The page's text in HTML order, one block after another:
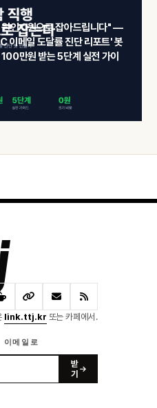
원인 0원으로 잡아드립니다" —
이메일 도달률 진단 리포트' 봇
만원 받는 5단계 실전 가이
link.ttj.kr 또는 카페에서.
메일로
받
기